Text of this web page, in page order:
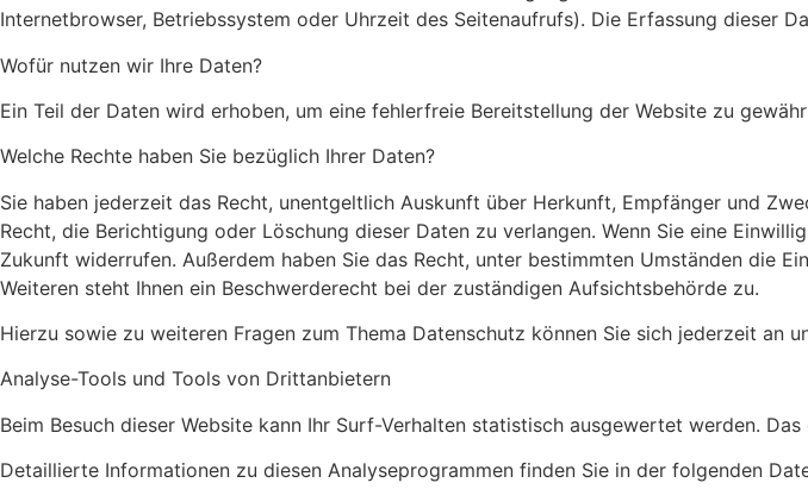
Internetbrowser, Betriebssystem oder Uhrzeit des Seitenaufrufs). Die Erfassung dieser
Wofür nutzen wir Ihre Daten?
Ein Teil der Daten wird erhoben, um eine fehlerfreie Bereitstellung der Website zu
Welche Rechte haben Sie bezüglich Ihrer Daten?
Sie haben jederzeit das Recht, unentgeltlich Auskunft über Herkunft, Empfänger und
Recht, die Berichtigung oder Löschung dieser Daten zu verlangen. Wenn Sie eine
Zukunft widerrufen. Außerdem haben Sie das Recht, unter bestimmten Umständen die
Weiteren steht Ihnen ein Beschwerderecht bei der zuständigen Aufsichtsbehörde zu.
Hierzu sowie zu weiteren Fragen zum Thema Datenschutz können Sie sich jederzeit an
Analyse-Tools und Tools von Dritt­anbietern
Beim Besuch dieser Website kann Ihr Surf-Verhalten statistisch ausgewertet werden.
Detaillierte Informationen zu diesen Analyseprogrammen finden Sie in der folgenden